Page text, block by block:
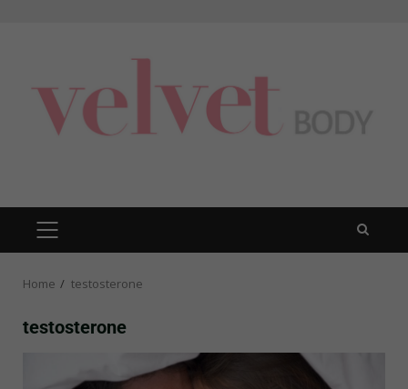
PRIMARY
MENU
Home testosterone
testosterone